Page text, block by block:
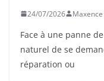
24/07/2026 Maxence
Face à une panne
naturel de se
réparation ou